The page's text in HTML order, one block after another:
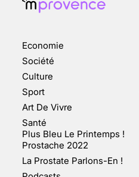
Economie
Société
Culture
Sport
Art De Vivre
Santé
Plus Bleu Le Printemps !
Prostache 2022
La Prostate Parlons-En !